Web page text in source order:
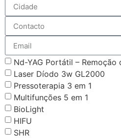
Nd-YAG Portátil – Remoção
Laser Díodo 3w GL2000
Pressoterapia 3 em 1
Multifunções 5 em 1
BioLight
HIFU
SHR